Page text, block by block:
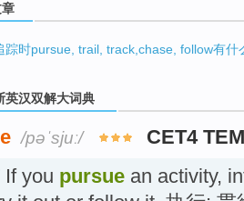
踪时pursue, trail, track,chase, follow有什
英汉双解大词典
/pəˈsjuː/ CET4
If you pursue an activity,